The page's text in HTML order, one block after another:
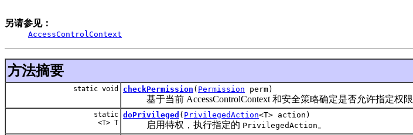
另请参见：
AccessControlContext
方法摘要
static void checkPermission ( Permission perm)
基于当前 AccessControlContext 和安全策略确定是否允许指定权限
static
<T> T
doPrivileged ( PrivilegedAction<T> action)
启用特权，执行指定的 PrivilegedAction 。